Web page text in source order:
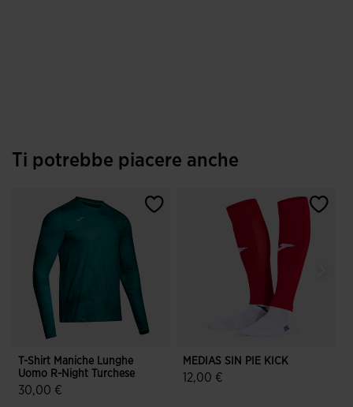
Ti potrebbe piacere anche
T-Shirt Maniche Lunghe
Uomo R-Night Turchese
30,00 €
MEDIAS SIN PIE KICK
12,00 €